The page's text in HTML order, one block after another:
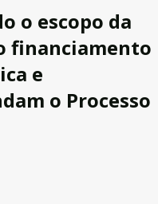
o escopo da
financiamento
e
o Processo